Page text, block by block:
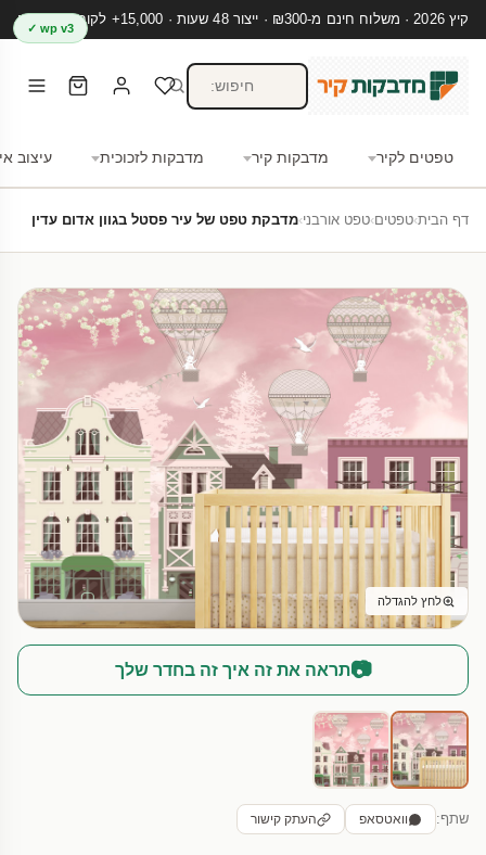
קיץ 2026 · משלוח חינם מ-₪300 · ייצור 48 שעות · 15,000+ לקוחות מרוצים
טפטים לקיר מדבקות קיר מדבקות לזכוכית עיצוב
wp v3 ✓
דף הבית›טפטים›טפט אורבני›מדבקת טפט של עיר פסטל בגוון אדום עדין
לחץ להגדלה
📷תראה את זה איך זה בחדר שלך
שתף: וואטסאפ העתק קישור